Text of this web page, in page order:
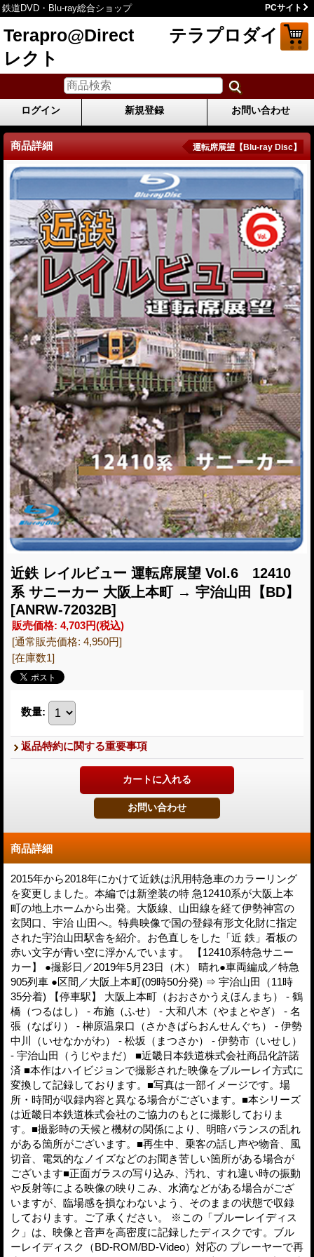
鉄道DVD・Blu-ray総合ショップ PCサイト
Terapro@Direct テラプロダイ
レクト
ログイン 新規登録 お問い合わせ
商品詳細 運転席展望【Blu-ray Disc】
近鉄 レイルビュー 運転席展望 Vol.6 12410
系 サニーカー 大阪上本町 → 宇治山田【BD】
[ANRW-72032B]
販売価格: 4,703円(税込)
[通常販売価格: 4,950円]
[在庫数1]
数量:
返品特約に関する重要事項
商品詳細
2015年から2018年にかけて近鉄は汎用特急車のカラーリング
を変更しました。本編では新塗装の特 急12410系が大阪上本
町の地上ホームから出発。大阪線、山田線を経て伊勢神宮の
玄関口、宇治 山田へ。特典映像で国の登録有形文化財に指定
された宇治山田駅舎を紹介。お色直しをした「近 鉄」看板の
赤い文字が青い空に浮かんでいます。 【12410系特急サニー
カー】 ●撮影日／2019年5月23日（木） 晴れ●車両編成／特急
905列車 ●区間／大阪上本町(09時50分発) ⇒ 宇治山田（11時
35分着) 【停車駅】 大阪上本町（おおさかうえほんまち） - 鶴
橋（つるはし） - 布施（ふせ） - 大和八木（やまとやぎ） - 名
張（なばり） - 榊原温泉口（さかきばらおんせんぐち） - 伊勢
中川（いせなかがわ） - 松坂（まつさか） - 伊勢市（いせし）
- 宇治山田（うじやまだ） ■近畿日本鉄道株式会社商品化許諾
済 ■本作はハイビジョンで撮影された映像をブルーレイ方式に
変換して記録しております。■写真は一部イメージです。場
所・時間が収録内容と異なる場合がございます。■本シリーズ
は近畿日本鉄道株式会社のご協力のもとに撮影しておりま
す。■撮影時の天候と機材の関係により、明暗バランスの乱れ
がある箇所がございます。■再生中、乗客の話し声や物音、風
切音、電気的なノイズなどのお聞き苦しい箇所がある場合が
ございます■正面ガラスの写り込み、汚れ、すれ違い時の振動
や反射等による映像の映りこみ、水滴などがある場合がござ
いますが、臨場感を損なわないよう、そのままの状態で収録
しております。ご了承ください。 ※この「ブルーレイディス
ク」は、映像と音声を高密度に記録したディスクです。ブル
ーレイディスク（BD-ROM/BD-Video）対応の プレーヤーで再